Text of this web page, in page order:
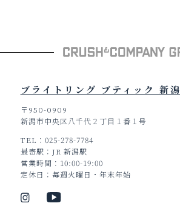
ブライトリング ブティック 新潟
〒950-0909
新潟市中央区八千代２丁目１番１号
TEL
025-278-7784
最寄駅
JR 新潟駅
営業時間
10:00-19:00
定休日
毎週火曜日・年末年始